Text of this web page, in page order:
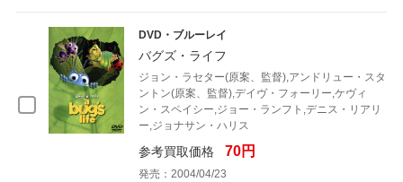
DVD・ブルーレイ
バグズ・ライフ
ジョン・ラセター(原案、監督),アンドリュー・スタ
ントン(原案、監督),デイヴ・フォーリー,ケヴィ
ン・スペイシー,ジョー・ランフト,デニス・リアリ
ー,ジョナサン・ハリス
参考買取価格 70円
発売：2004/04/23